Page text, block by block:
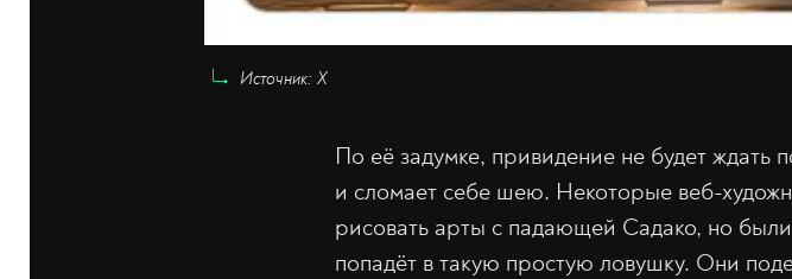
Источник: X
По её задумке, привидение не будет ждать
и сломает себе шею. Некоторые веб-
рисовать арты с падающей Садако, но
попадёт в такую простую ловушку. Они